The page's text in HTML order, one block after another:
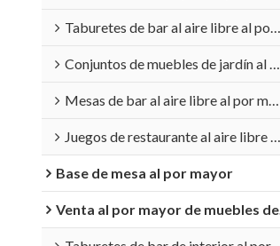
Taburetes de bar al aire libre al por mayor
Conjuntos de muebles de jardín al por mayor
Mesas de bar al aire libre al por mayor
Juegos de restaurante al aire libre al por mayor
Base de mesa al por mayor
Venta al por mayor de muebles de interior